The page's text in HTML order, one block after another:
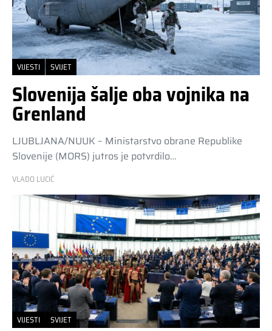
VIJESTI SVIJET
Slovenija šalje oba vojnika na
Grenland
LJUBLJANA/NUUK – Ministarstvo obrane Republike
Slovenije (MORS) jutros je potvrdilo…
VLADO LUCIĆ
VIJESTI SVIJET